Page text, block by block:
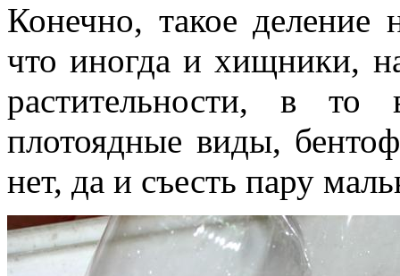
Конечно, такое деление
что иногда и хищники,
растительности, в
плотоядные виды,
нет, да и съесть пару